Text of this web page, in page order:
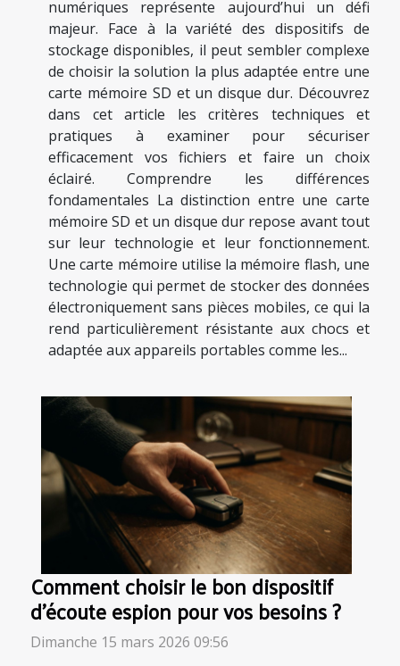
numériques représente aujourd’hui un défi
majeur. Face à la variété des dispositifs de
stockage disponibles, il peut sembler complexe
de choisir la solution la plus adaptée entre une
carte mémoire SD et un disque dur. Découvrez
dans cet article les critères techniques et
pratiques à examiner pour sécuriser
efficacement vos fichiers et faire un choix
éclairé. Comprendre les différences
fondamentales La distinction entre une carte
mémoire SD et un disque dur repose avant tout
sur leur technologie et leur fonctionnement.
Une carte mémoire utilise la mémoire flash, une
technologie qui permet de stocker des données
électroniquement sans pièces mobiles, ce qui la
rend particulièrement résistante aux chocs et
adaptée aux appareils portables comme les...
Comment choisir le bon dispositif
d'écoute espion pour vos besoins ?
Dimanche 15 mars 2026 09:56